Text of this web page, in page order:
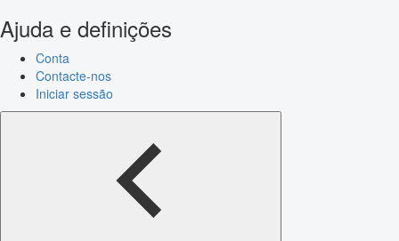
Ajuda e definições
Conta
Contacte-nos
Iniciar sessão